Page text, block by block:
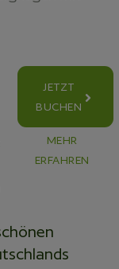
JETZT
BUCHEN
MEHR
ERFAHREN